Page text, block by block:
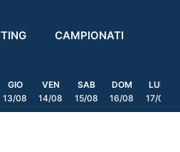
CAMPIONATI
GIO
13/08
VEN
14/08
SAB
15/08
DOM
16/08
LUN
17/08